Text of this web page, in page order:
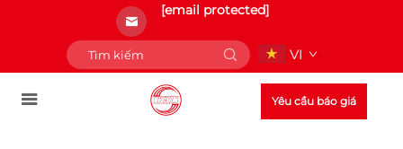
[email protected]
VI
Yêu cầu báo giá